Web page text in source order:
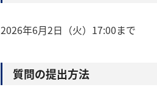
2026年6月2日（火）17:00まで
質問の提出方法